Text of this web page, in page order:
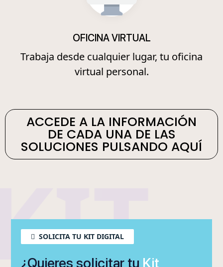
OFICINA VIRTUAL
Trabaja desde cualquier lugar, tu oficina
virtual personal.
ACCEDE A LA INFORMACIÓN
DE CADA UNA DE LAS
SOLUCIONES PULSANDO AQUÍ
SOLICITA TU KIT DIGITAL
¿Quieres solicitar tu Kit